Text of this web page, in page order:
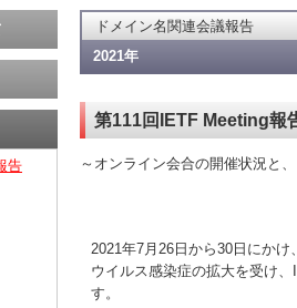
ドメイン名関連会議報告
2021年
第111回IETF Meeting報
～オンライン会合の開催状況と
2021年7月26日から30日にか
ウイルス感染症の拡大を受け
す。
告